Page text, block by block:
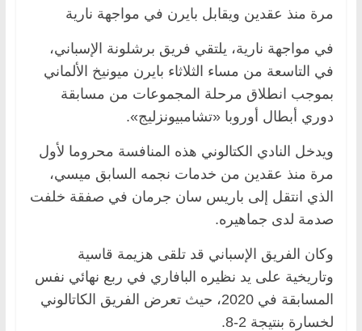
مرة منذ عقدين ويقابل بايرن في مواجهة نارية
في مواجهة نارية، يلتقي فريق برشلونة الإسباني،
في التاسعة من مساء الثلاثاء بايرن ميونيخ الألماني
بموجب انطلاق مرحلة المجموعات من مسابقة
دوري أبطال أوروبا «تشامبيونزليج».
ويدخل النادي الكتالوني هذه المنافسة محروما لأول
مرة منذ عقدين من خدمات نجمه السابق ميسي،
الذي انتقل إلى باريس سان جرمان في صفقة خلفت
صدمة لدى جماهيره.
وكان الفريق الإسباني قد تلقى هزيمة قاسية
وتاريخية على يد نظيره البافاري في ربع نهائي نفس
المسابقة في 2020، حيث تعرض الفريق الكاتالوني
لخسارة بنتيجة 2-8.